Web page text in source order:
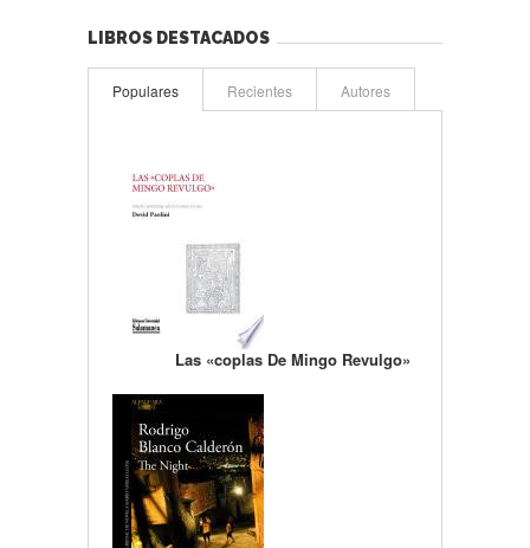
LIBROS DESTACADOS
Populares Recientes Autores
Las «coplas De Mingo Revulgo»